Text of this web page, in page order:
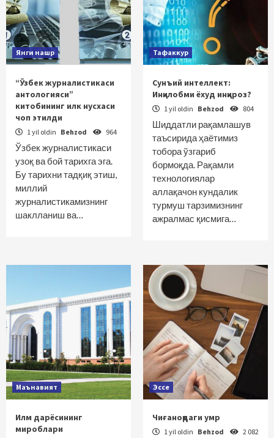
Янги нашр
“Ўзбек журналистикаси
антологияси”
китобининг илк нусхаси
чоп этилди
1 yil oldin Behzod 964
Ўзбек журналистикаси
узоқ ва бой тарихга эга.
Бу тарихни тадқиқ этиш,
миллий
журналистикамизнинг
шаклланиш ва…
Тафаккур
Сунъий интеллект:
Инқилобми ёхуд инқироз?
1 yil oldin Behzod 804
Шиддатли рақамлашув
таъсирида ҳаётимиз
тобора ўзгариб
бормоқда. Рақамли
технологиялар
аллақачон кундалик
турмуш тарзимизнинг
ажралмас қисмига…
Маънавият
Илм дарёсининг
мироблари
Эссе
Чиғаноқдаги умр
1 yil oldin Behzod 2 082